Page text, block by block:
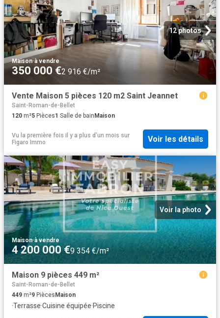
12 photos
Maison·à vendre
350 000 €2 916 €/m²
Vente Maison 5 pièces 120 m2 Saint Jeannet
Saint-Roman-de-Bellet
120 m²5 Pièces1 Salle de bain Maison
Vu la première fois il y a plus d'un mois sur
Figaro Immo
Voir les détails
Voir la photo
Maison·à vendre
4 200 000 €9 354 €/m²
Maison 9 pièces 449 m²
Saint-Roman-de-Bellet
449 m²9 PiècesMaison
·Terrasse·Cuisine équipée·Piscine